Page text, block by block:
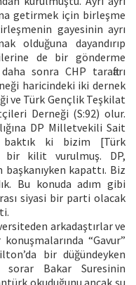
getirmek için birleşme
gayesinin ayrı
olduğuna dayandırıp
de bir gönderme
sonra CHP taraftarı
haricindeki iki dernek
ve Türk Gençlik Teşkilat
Derneği (S:92) olur.
DP Milletvekili Sait
ki bizim [Türk
bir kilit vurulmuş. DP,
kapattı. Biz
Bu konuda adım gibi
siyasi bir parti olacak
arkadaştırlar ve
“Gavur”
bir düğündeyken
sorar Bakar Suresinin
okuduğunu ancak şu